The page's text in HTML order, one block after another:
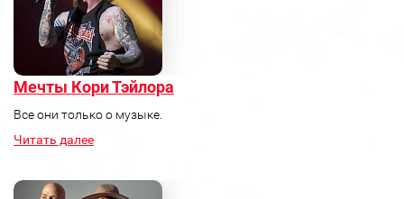
Мечты Кори Тэйлора
Все они только о музыке.
Читать далее